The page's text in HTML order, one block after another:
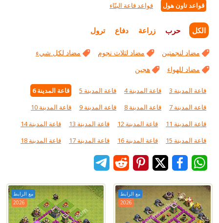
قواعد تاون هول قواعد قاعة البنّاء
الكل حرب زراعة دفاع ترول
مضاد لنجمتين مضاد لثلاث نجوم
مضاد لكل شيء
مضاد للهواء
هجين
قاعة المدينة 3 قاعة المدينة 4 قاعة المدينة 5
قاعة المدينة 6
قاعة المدينة 7
قاعة المدينة 8 قاعة المدينة 9
قاعة المدينة 10
قاعة المدينة 11
قاعة المدينة 12 قاعة المدينة 13
قاعة المدينة 14
قاعة المدينة 15
قاعة المدينة 16 قاعة المدينة 17 قاعة المدينة 18
مع الرابط
2026
مع الرابط
2026